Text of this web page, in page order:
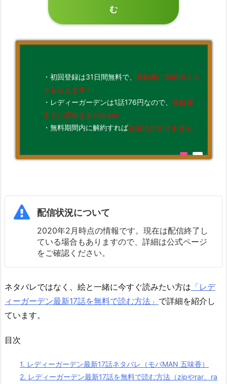
む
・初回登録は31日間無料で、 登録時に600ポイン
トもらえます！
・レディーガーデンは1話176円なので、 登録後
すぐに読めます♪/span>
・無料期間内に解約すればお金はかかりません！
配信状況について
2020年2月時点の情報です。現在は配信終了し
ている場合もありますので、詳細は公式ページ
をご確認ください。
ネタバレではなく、絵と一緒に今すぐ読みたい方は 「レデ
ィーガーデン最新17話を無料で読む方法」 で詳細を紹介し
ています。
目次
1. レディーガーデン最新17話ネタバレ（モバMAN 五味香）
2. レディーガーデン最新17話を無料で読む方法（zipやrar、ra